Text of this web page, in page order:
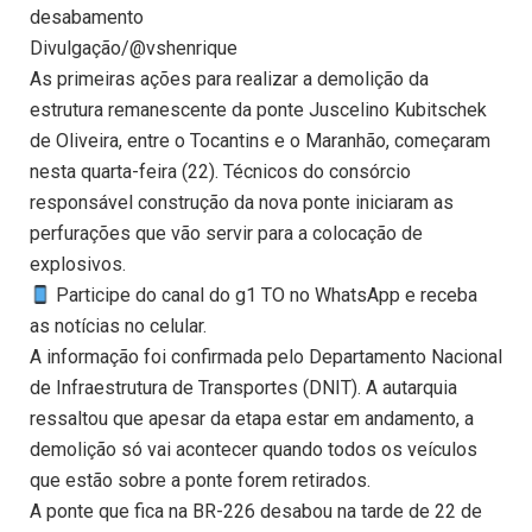
desabamento
Divulgação/@vshenrique
As primeiras ações para realizar a demolição da
estrutura remanescente da ponte Juscelino Kubitschek
de Oliveira, entre o Tocantins e o Maranhão, começaram
nesta quarta-feira (22). Técnicos do consórcio
responsável construção da nova ponte iniciaram as
perfurações que vão servir para a colocação de
explosivos.
Participe do canal do g1 TO no WhatsApp e receba
as notícias no celular.
A informação foi confirmada pelo Departamento Nacional
de Infraestrutura de Transportes (DNIT). A autarquia
ressaltou que apesar da etapa estar em andamento, a
demolição só vai acontecer quando todos os veículos
que estão sobre a ponte forem retirados.
A ponte que fica na BR-226 desabou na tarde de 22 de